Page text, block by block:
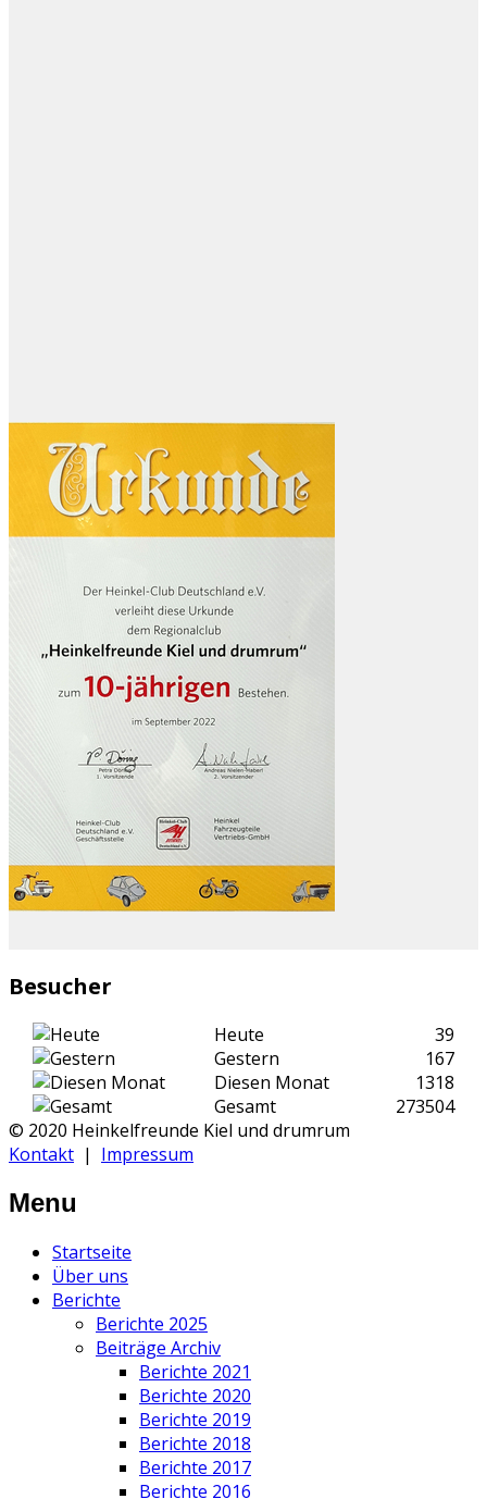
Besucher
Heute
39
Gestern
167
Diesen Monat
1318
Gesamt
273504
© 2020 Heinkelfreunde Kiel und drumrum
Kontakt | Impressum
Menu
Startseite
Über uns
Berichte
Berichte 2025
Beiträge Archiv
Berichte 2021
Berichte 2020
Berichte 2019
Berichte 2018
Berichte 2017
Berichte 2016